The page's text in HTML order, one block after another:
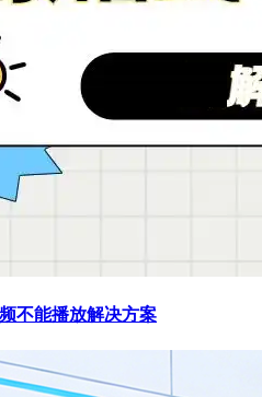
不能播放解决方案